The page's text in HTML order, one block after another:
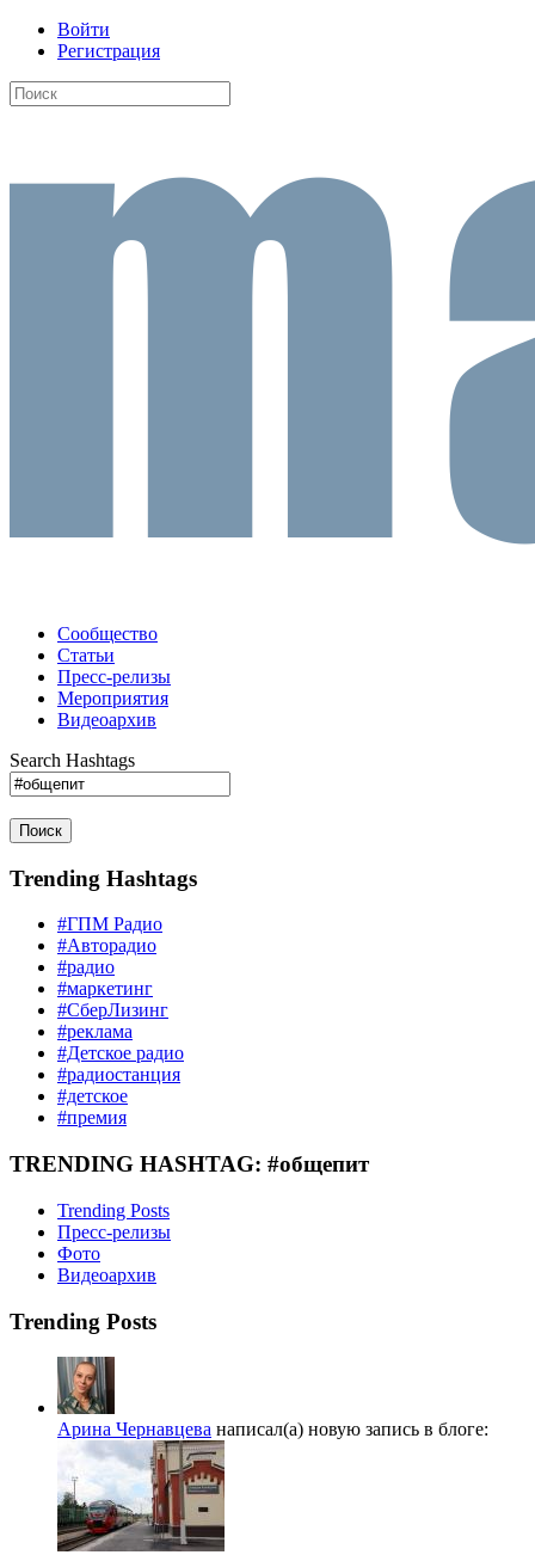
Войти
Регистрация
Сообщество
Статьи
Пресс-релизы
Мероприятия
Видеоархив
Search Hashtags
Поиск
Trending Hashtags
#ГПМ Радио
#Авторадио
#радио
#маркетинг
#СберЛизинг
#реклама
#Детское радио
#радиостанция
#детское
#премия
TRENDING HASHTAG: #общепит
Trending Posts
Пресс-релизы
Фото
Видеоархив
Trending Posts
Арина Чернавцева написал(а) новую запись в блоге: